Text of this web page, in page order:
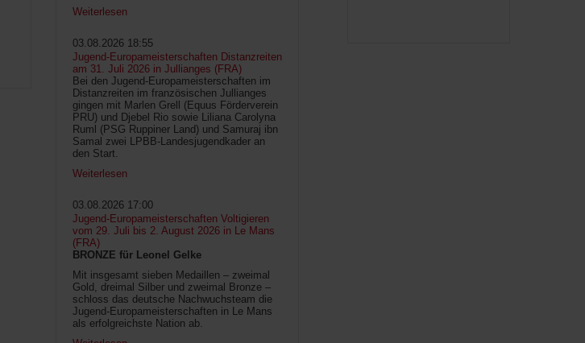
Weiterlesen
03.08.2026 18:55
Jugend-Europameisterschaften Distanzreiten
am 31. Juli 2026 in Jullianges (FRA)
Bei den Jugend-Europameisterschaften im
Distanzreiten im französischen Jullianges
gingen mit Marlen Grell (Equus Förderverein
PRU) und Djebel Rio sowie Liliana Carolyna
Ruml (PSG Ruppiner Land) und Samuraj ibn
Samal zwei LPBB-Landesjugendkader an
den Start.
Weiterlesen
03.08.2026 17:00
Jugend-Europameisterschaften Voltigieren
vom 29. Juli bis 2. August 2026 in Le Mans
(FRA)
BRONZE für Leonel Gelke
Mit insgesamt sieben Medaillen – zweimal
Gold, dreimal Silber und zweimal Bronze –
schloss das deutsche Nachwuchsteam die
Jugend-Europameisterschaften in Le Mans
als erfolgreichste Nation ab.